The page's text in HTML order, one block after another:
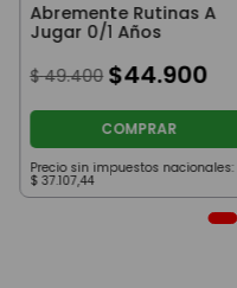
Abremente Rutinas A
Jugar 0/1 Años
$ 49.400 $44.900
COMPRAR
Precio sin impuestos nacionales:
$ 37.107,44